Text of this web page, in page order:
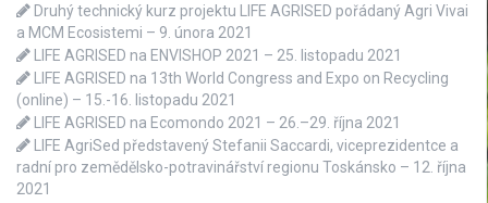
Druhý technický kurz projektu LIFE AGRISED pořádaný Agri Vivai
a MCM Ecosistemi – 9. února 2021
LIFE AGRISED na ENVISHOP 2021 – 25. listopadu 2021
LIFE AGRISED na 13th World Congress and Expo on Recycling
(online) – 15.-16. listopadu 2021
LIFE AGRISED na Ecomondo 2021 – 26.–29. října 2021
LIFE AgriSed představený Stefanii Saccardi, viceprezidentce a
radní pro zemědělsko-potravinářství regionu Toskánsko – 12. října
2021